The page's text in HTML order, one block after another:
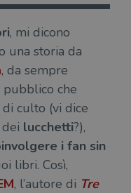
, mi dicono
una storia da
, da sempre
che
culto (vi dice
lucchetti?),
i fan sin
libri. Così,
, l’autore di Tre